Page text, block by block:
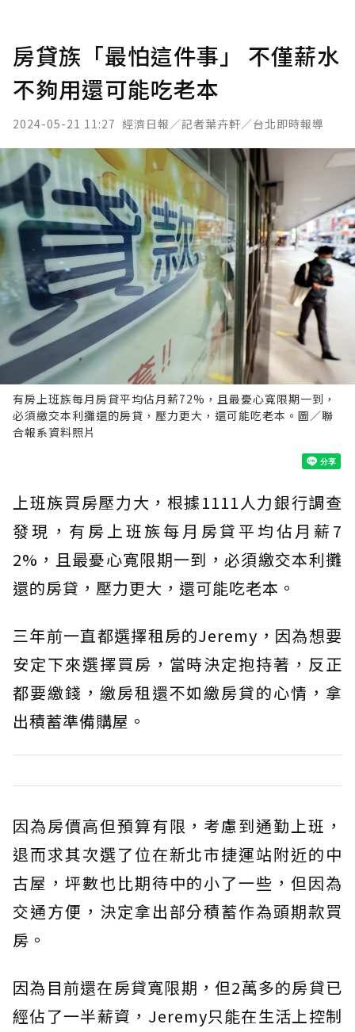
房貸族「最怕這件事」 不僅薪水
不夠用還可能吃老本
2024-05-21 11:27 經濟日報／記者葉卉軒／台北即時報導
有房上班族每月房貸平均佔月薪72%，且最憂心寬限期一到，
必須繳交本利攤還的房貸，壓力更大，還可能吃老本。圖／聯
合報系資料照片
上班族買房壓力大，根據1111人力銀行調查
發現，有房上班族每月房貸平均佔月薪7
2%，且最憂心寬限期一到，必須繳交本利攤
還的房貸，壓力更大，還可能吃老本。
三年前一直都選擇租房的Jeremy，因為想要
安定下來選擇買房，當時決定抱持著，反正
都要繳錢，繳房租還不如繳房貸的心情，拿
出積蓄準備購屋。
因為房價高但預算有限，考慮到通勤上班，
退而求其次選了位在新北市捷運站附近的中
古屋，坪數也比期待中的小了一些，但因為
交通方便，決定拿出部分積蓄作為頭期款買
房。
因為目前還在房貸寬限期，但2萬多的房貸已
經佔了一半薪資，Jeremy只能在生活上控制